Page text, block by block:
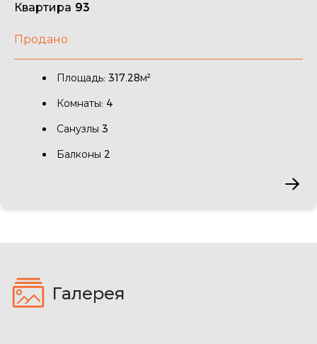
Квартира 93
Продано
Площадь: 317.28м²
Комнаты: 4
Санузлы 3
Балконы 2
Галерея